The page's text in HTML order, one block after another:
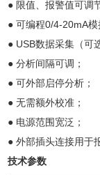
● 限值、报警值可调
● 可编程0/4-20mA模
● USB数据采集（可
● 分析间隔可调；
● 可外部启停分析；
● 无需额外校准；
● 电源范围宽泛；
● 外部插头连接用于
技术参数